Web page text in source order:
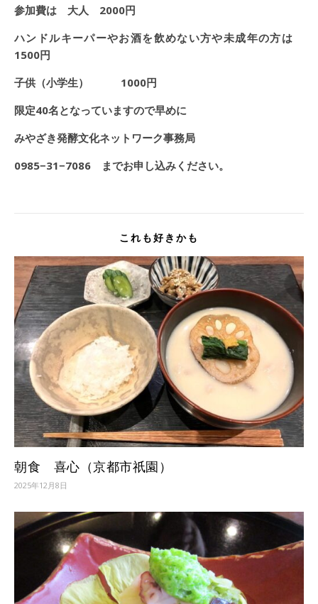
参加費は 大人 2000円
ハンドルキーパーやお酒を飲めない方や未成年の方は
1500円
子供（小学生） 1000円
限定40名となっていますので早めに
みやざき発酵文化ネットワーク事務局
0985−31−7086 までお申し込みください。
これも好きかも
朝食 喜心（京都市祇園）
2025年12月8日